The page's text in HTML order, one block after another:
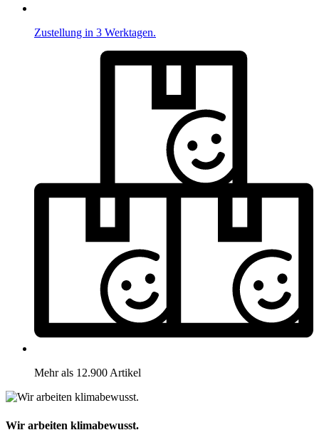
Zustellung in 3 Werktagen.
Mehr als 12.900 Artikel
Wir arbeiten klimabewusst.